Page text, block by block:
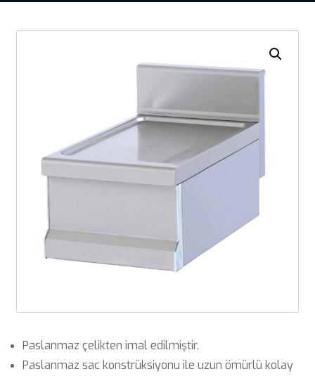
Paslanmaz çelikten imal edilmiştir.
Paslanmaz sac konstrüksiyonu ile uzun ömürlü kolay